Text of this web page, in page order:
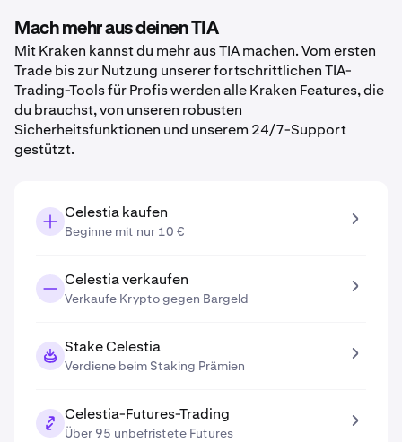
Mach mehr aus deinen TIA
Mit Kraken kannst du mehr aus TIA machen. Vom ersten
Trade bis zur Nutzung unserer fortschrittlichen TIA-
Trading-Tools für Profis werden alle Kraken Features, die
du brauchst, von unseren robusten
Sicherheitsfunktionen und unserem 24/7-Support
gestützt.
Celestia kaufen
Beginne mit nur 10 €
Celestia verkaufen
Verkaufe Krypto gegen Bargeld
Stake Celestia
Verdiene beim Staking Prämien
Celestia-Futures-Trading
Über 95 unbefristete Futures